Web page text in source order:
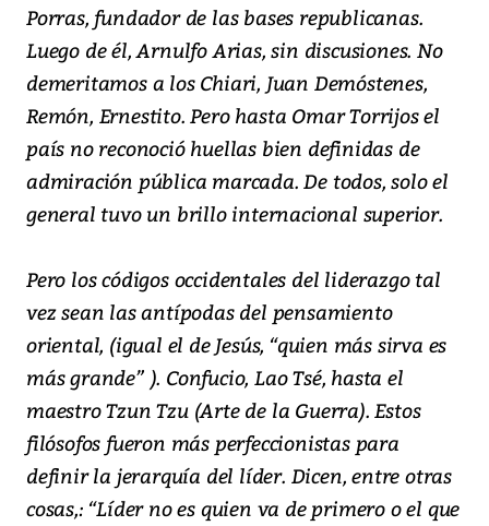
Porras, fundador de las bases republicanas.
Luego de él, Arnulfo Arias, sin discusiones. No
demeritamos a los Chiari, Juan Demóstenes,
Remón, Ernestito. Pero hasta Omar Torrijos el
país no reconoció huellas bien definidas de
admiración pública marcada. De todos, solo el
general tuvo un brillo internacional superior.
Pero los códigos occidentales del liderazgo tal
vez sean las antípodas del pensamiento
oriental, (igual el de Jesús, “quien más sirva es
más grande” ). Confucio, Lao Tsé, hasta el
maestro Tzun Tzu (Arte de la Guerra). Estos
filósofos fueron más perfeccionistas para
definir la jerarquía del líder. Dicen, entre otras
cosas,: “Líder no es quien va de primero o el que